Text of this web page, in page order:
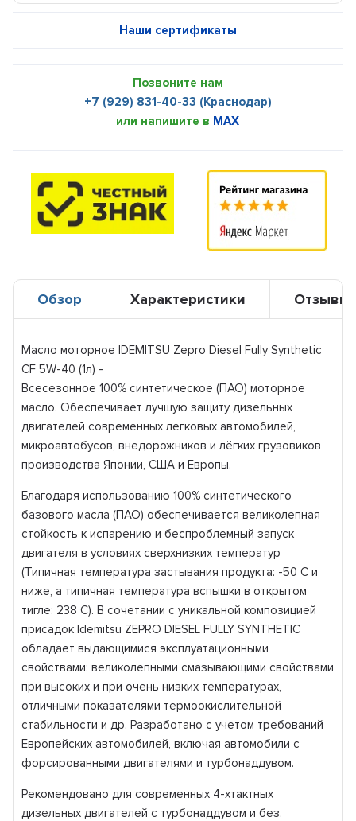
Наши сертификаты
Позвоните нам
+7 (929) 831-40-33 (Краснодар)
или напишите в MAX
Обзор Характеристики Отзывы
Масло моторное IDEMITSU Zepro Diesel Fully Synthetic
CF 5W-40 (1л) -
Всесезонное 100% синтетическое (ПАО) моторное
масло. Обеспечивает лучшую защиту дизельных
двигателей современных легковых автомобилей,
микроавтобусов, внедорожников и лёгких грузовиков
производства Японии, США и Европы.
Благодаря использованию 100% синтетического
базового масла (ПАО) обеспечивается великолепная
стойкость к испарению и беспроблемный запуск
двигателя в условиях сверхнизких температур
(Типичная температура застывания продукта: -50 С и
ниже, а типичная температура вспышки в открытом
тигле: 238 С). В сочетании с уникальной композицией
присадок Idemitsu ZEPRO DIESEL FULLY SYNTHETIС
обладает выдающимися эксплуатационными
свойствами: великолепными смазывающими свойствами
при высоких и при очень низких температурах,
отличными показателями термоокислительной
стабильности и др. Разработано с учетом требований
Европейских автомобилей, включая автомобили с
форсированными двигателями и турбонаддувом.
Рекомендовано для современных 4-хтактных
дизельных двигателей с турбонаддувом и без.